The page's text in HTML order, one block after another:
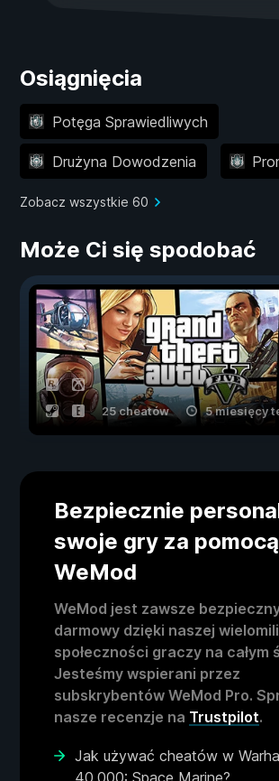
Osiągnięcia
Potęga Sprawiedliwych
Drużyna Dowodzenia
Zobacz wszystkie 60
Może Ci się spodobać
25 cheatów 5 miesięcy
Bezpiecznie
swoje gry za pomocą
WeMod
WeMod jest zawsze
darmowy dzięki naszej
społeczności graczy na całym
Jesteśmy wspierani przez
subskrybentów WeMod Pro.
nasze recenzje na Trustpilot.
Jak używać cheatów w